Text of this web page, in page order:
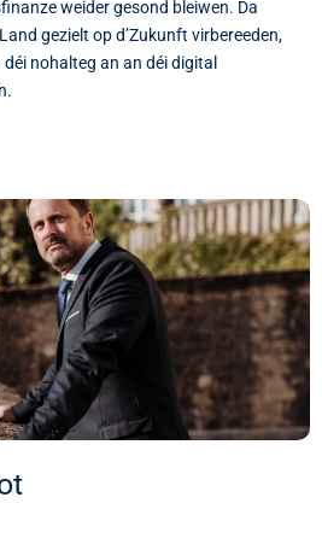
weider gesond bleiwen. Da
gezielt op d’Zukunft virbereeden,
nohalteg an an déi digital